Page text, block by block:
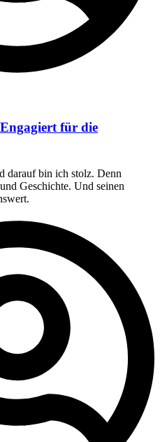
für die
darauf bin ich stolz. Denn
Geschichte. Und seinen